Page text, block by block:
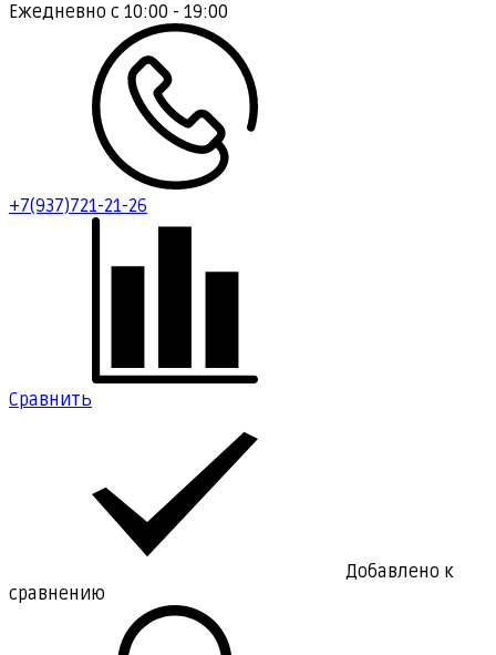
Ежедневно с 10:00 - 19:00
+7(937)721-21-26
Сравнить
Добавлено к
сравнению